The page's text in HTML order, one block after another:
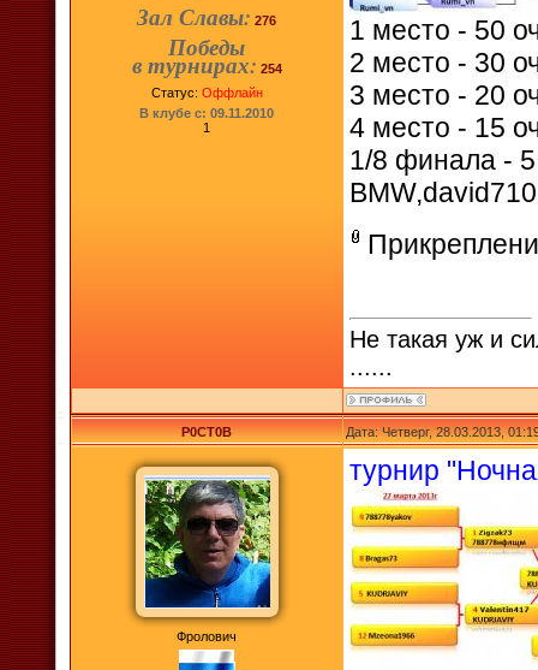
Зал Славы: 276
Победы
в турнирах: 254
Статус: Оффлайн
В клубе с: 09.11.2010
1
1 место - 50
2 место - 30
3 место - 20
4 место - 15
1/8 финала -
Не такая уж и
......
P0CT0B Дата: Четверг, 28.03.2013,
Фролович
турнир